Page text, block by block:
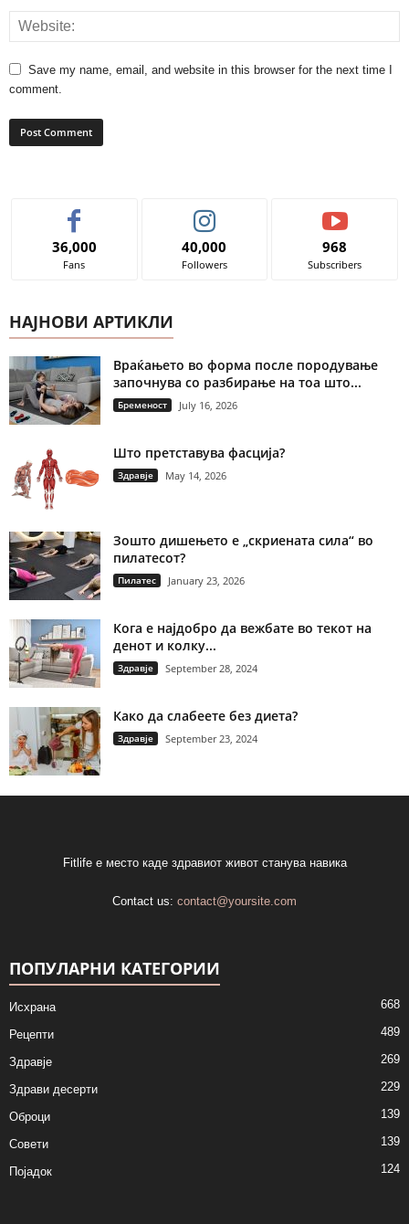
Save my name, email, and website in this browser for the next time I
comment.
36,000
Fans
40,000
Followers
968
Subscribers
НАЈНОВИ АРТИКЛИ
Враќањето во форма после породување
започнува со разбирање на тоа што...
Бременост July 16, 2026
Што претставува фасција?
Здравје May 14, 2026
Зошто дишењето е „скриената сила“ во
пилатесот?
Пилатес January 23, 2026
Кога е најдобро да вежбате во текот на
денот и колку...
Здравје September 28, 2024
Како да слабеете без диета?
Здравје September 23, 2024
Fitlife е место каде здравиот живот станува навика
Contact us: contact@yoursite.com
ПОПУЛАРНИ КАТЕГОРИИ
Исхрана 668
Рецепти 489
Здравје 269
Здрави десерти 229
Оброци 139
Совети 139
Појадок 124